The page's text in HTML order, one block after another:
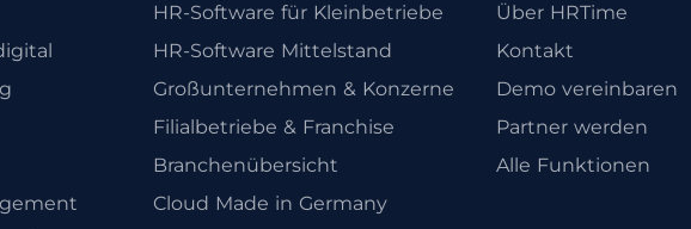
HR-Software für Kleinbetriebe
HR-Software Mittelstand
Großunternehmen & Konzerne
Filialbetriebe & Franchise
Branchenübersicht
Cloud Made in Germany
Über HRTime
Kontakt
Demo vereinbaren
Partner werden
Alle Funktionen